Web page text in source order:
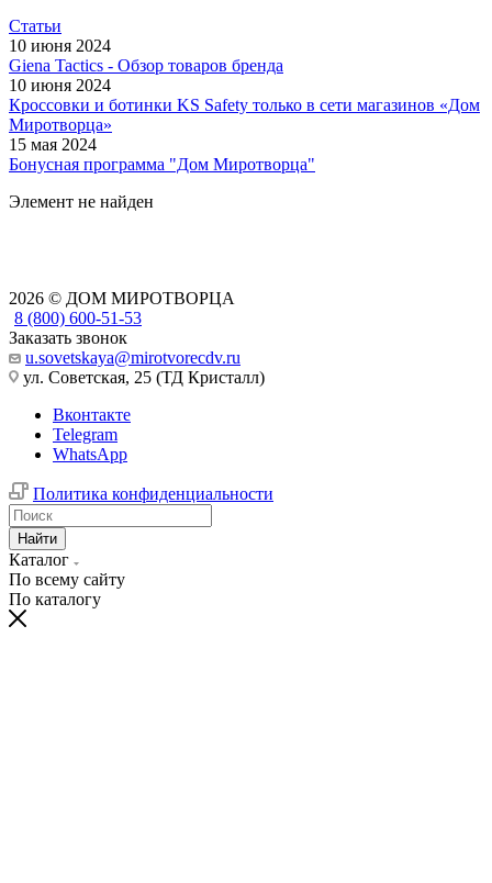
Статьи
10 июня 2024
Giena Tactics - Обзор товаров бренда
10 июня 2024
Кроссовки и ботинки KS Safety только в сети магазинов «Дом
Миротворца»
15 мая 2024
Бонусная программа "Дом Миротворца"
Элемент не найден
2026 © ДОМ МИРОТВОРЦА
8 (800) 600-51-53
Заказать звонок
u.sovetskaya@mirotvorecdv.ru
ул. Советская, 25 (ТД Кристалл)
Вконтакте
Telegram
WhatsApp
Политика конфиденциальности
Найти
Каталог
По всему сайту
По каталогу